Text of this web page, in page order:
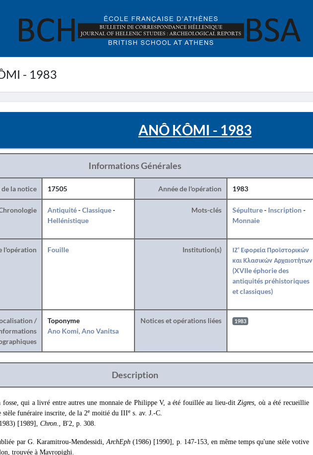
- 1983
ANÔ KÔMI - 1983
Informations Générales
la notice 17505 Année de l'opération 1983
Antiquité-Classique-
Hellénistique
Mots-clés Sépulture- Inscription-
Monnaie
l'opération Fouille Institution(s)
ΙΖ' Εφορεία Προϊστορικών
και Κλασικών Αρχαιοτήτων
(XVIIe éphorie des
antiquités préhistoriques
et classiques)
/
Toponyme
Ano Komi, Ano Vanitsa
Notices et opérations liées 1983
Description
fosse, qui a livré entre autres une monnaie de Philippe V, a été fouillée au lieu-ditZigres, où a été recueillie
stèle funéraire inscrite, de la 2e moitié du IIIe s. av. J.-C.
[1989], Chron., B'2, p. 308.
par G. Karamitrou-Mendessidi,ArchEph(1986) [1990], p. 147-153, en même temps qu'une stèle votive
trouvée à Mavropighi.